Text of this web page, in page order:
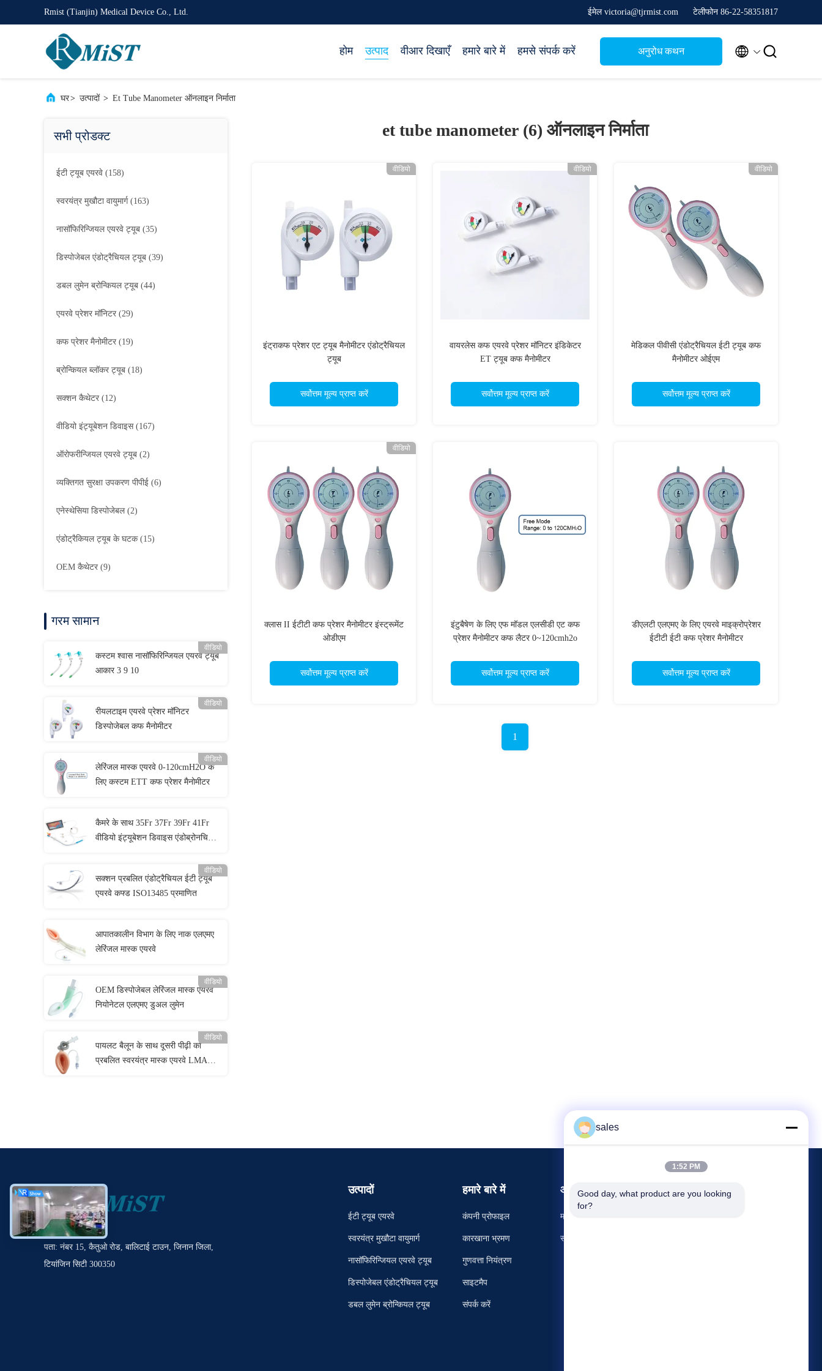
Rmist (Tianjin) Medical Device Co., Ltd. ईमेल victoria@tjrmist.com टेलीफोन 86-22-58351817
होम उत्पाद वीआर दिखाएँ हमारे बारे में हमसे संपर्क करें अनुरोध कथन  
घर> उत्पादों > Et Tube Manometer ऑनलाइन निर्माता
सभी प्रोडक्ट
ईटी ट्यूब एयरवे (158)
स्वरयंत्र मुखौटा वायुमार्ग(163)
नासॉफिरिन्जियल एयरवे ट्यूब (35)
डिस्पोजेबल एंडोट्रैचियल ट्यूब (39)
डबल लुमेन ब्रोन्कियल ट्यूब (44)
एयरवे प्रेशर मॉनिटर(29)
कफ प्रेशर मैनोमीटर(19)
ब्रोन्कियल ब्लॉकर ट्यूब (18)
सक्शन कैथेटर(12)
वीडियो इंट्यूबेशन डिवाइस(167)
ऑरोफरीन्जियल एयरवे ट्यूब (2)
व्यक्तिगत सुरक्षा उपकरण पीपीई (6)
एनेस्थेसिया डिस्पोजेबल(2)
एंडोट्रैकियल ट्यूब के घटक(15)
OEM कैथेटर(9)
गरम सामान
वीडियो
कस्टम श्वास नासॉफिरिन्जियल एयरवे ट्यूब
आकार 3 9 10
वीडियो
रीयलटाइम एयरवे प्रेशर मॉनिटर
डिस्पोजेबल कफ मैनोमीटर
वीडियो
लेरिंजल मास्क एयरवे 0-120cmH2O के
लिए कस्टम ETT कफ प्रेशर मैनोमीटर
कैमरे के साथ 35Fr 37Fr 39Fr 41Fr
वीडियो इंट्यूबेशन डिवाइस एंडोब्रोनचियल
वीडियो
सक्शन प्रबलित एंडोट्रैचियल ईटी ट्यूब
एयरवे कफ्ड ISO13485 प्रमाणित
आपातकालीन विभाग के लिए नाक एलएमए
लेरिंजल मास्क एयरवे
वीडियो
OEM डिस्पोजेबल लेरिंजल मास्क एयरवे
नियोनेटल एलएमए डुअल लुमेन
वीडियो
पायलट बैलून के साथ दूसरी पीढ़ी का
प्रबलित स्वरयंत्र मास्क एयरवे LMA
et tube manometer (6) ऑनलाइन निर्माता
वीडियो
इंट्राकफ प्रेशर एट ट्यूब मैनोमीटर एंडोट्रैचियल
ट्यूब
सर्वोत्तम मूल्य प्राप्त करें
वीडियो
वायरलेस कफ एयरवे प्रेशर मॉनिटर इंडिकेटर
ET ट्यूब कफ मैनोमीटर
सर्वोत्तम मूल्य प्राप्त करें
वीडियो
मेडिकल पीवीसी एंडोट्रैचियल ईटी ट्यूब कफ
मैनोमीटर ओईएम
सर्वोत्तम मूल्य प्राप्त करें
वीडियो
क्लास II ईटीटी कफ प्रेशर मैनोमीटर इंस्ट्रूमेंट
ओडीएम
सर्वोत्तम मूल्य प्राप्त करें
इंटुबैषेण के लिए एफ मॉडल एलसीडी एट कफ
प्रेशर मैनोमीटर कफ लैटर 0~120cmh2o
सर्वोत्तम मूल्य प्राप्त करें
डीएलटी एलएमए के लिए एयरवे माइक्रोप्रेशर
ईटीटी ईटी कफ प्रेशर मैनोमीटर
सर्वोत्तम मूल्य प्राप्त करें
1
पता: नंबर 15, कैतुओ रोड, बालिटाई टाउन, जिनान जिला,
टियांजिन सिटी 300350
उत्पादों
ईटी ट्यूब एयरवे
स्वरयंत्र मुखौटा वायुमार्ग
नासॉफिरिन्जियल एयरवे ट्यूब
डिस्पोजेबल एंडोट्रैचियल ट्यूब
डबल लुमेन ब्रोन्कियल ट्यूब
हमारे बारे में
कंपनी प्रोफाइल
कारखाना भ्रमण
गुणवत्ता नियंत्रण
साइटमैप
संपर्क करें
आयोजन
मामलों
समाचार
अनुरोध कथन
sales
1:52 PM
Good day, what product are you looking
for?